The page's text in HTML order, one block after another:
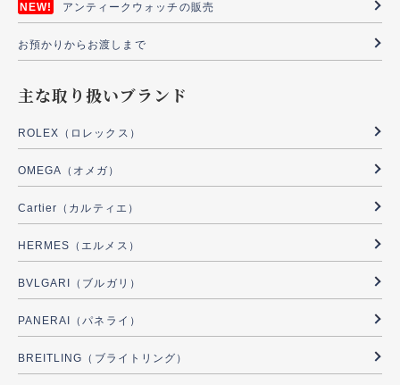
アンティークウォッチの販売
お預かりからお渡しまで
主な取り扱いブランド
ROLEX（ロレックス）
OMEGA（オメガ）
Cartier（カルティエ）
HERMES（エルメス）
BVLGARI（ブルガリ）
PANERAI（パネライ）
BREITLING（ブライトリング）